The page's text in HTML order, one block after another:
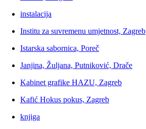
instalacija
Institu za suvremenu umjetnost, Zagreb
Istarska sabornica, Poreč
Janjina, Žuljana, Putniković, Drače
Kabinet grafike HAZU, Zagreb
Kafić Hokus pokus, Zagreb
knjiga